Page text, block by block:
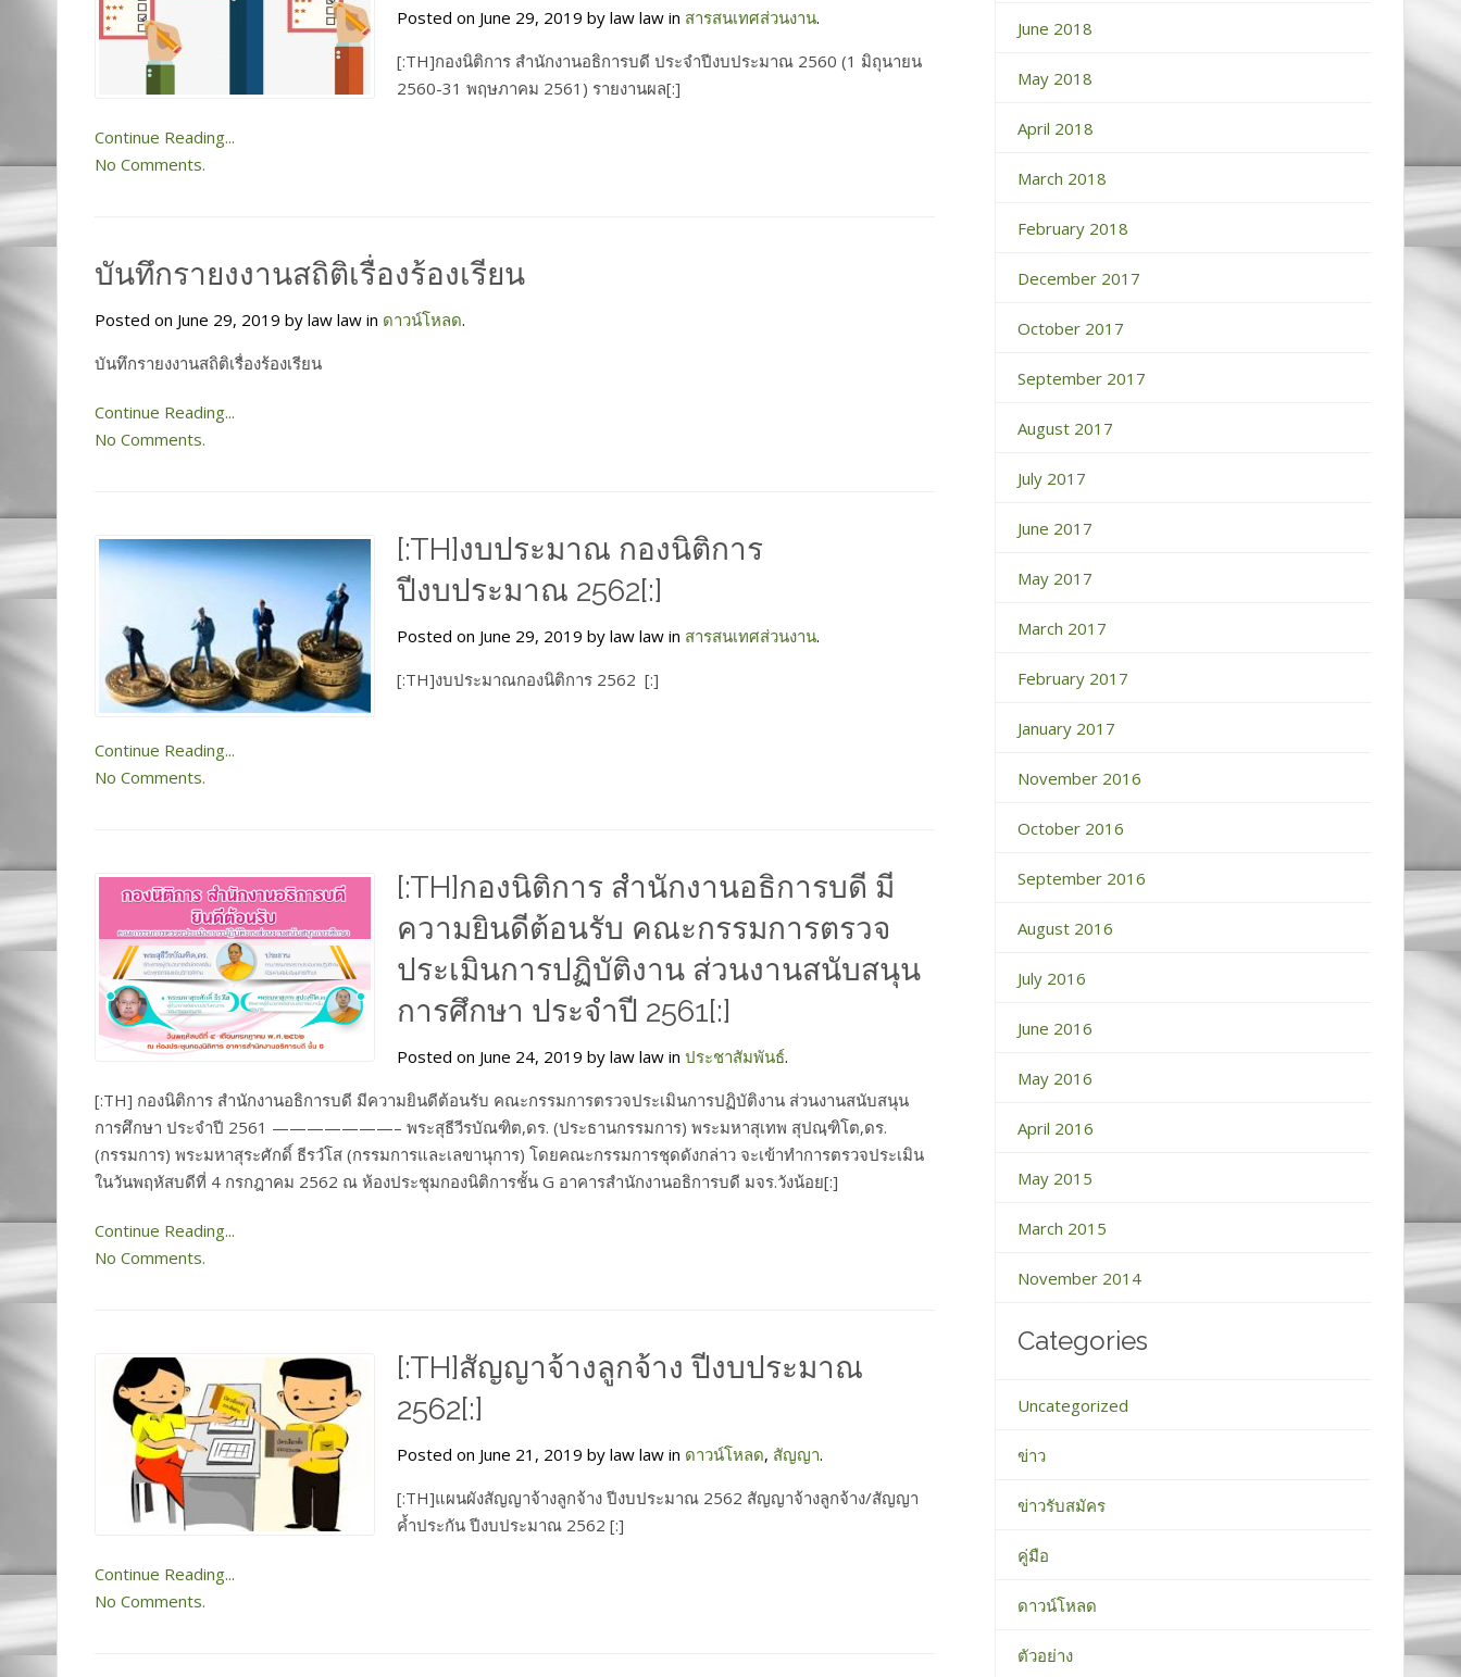
Posted on June 29, 2019 by law law in สารสนเทศส่วนงาน.
[:TH]กองนิติการ สำนักงานอธิการบดี ประจำปีงบประมาณ 2560 (1 มิถุนายน
2560-31 พฤษภาคม 2561) รายงานผล[:]
Continue Reading...
No Comments.
บันทึกรายงงานสถิติเรื่องร้องเรียน
Posted on June 29, 2019 by law law in ดาวน์โหลด.
บันทึกรายงงานสถิติเรื่องร้องเรียน
Continue Reading...
No Comments.
[:TH]งบประมาณ กองนิติการ
ปีงบประมาณ 2562[:]
Posted on June 29, 2019 by law law in สารสนเทศส่วนงาน.
[:TH]งบประมาณกองนิติการ 2562 [:]
Continue Reading...
No Comments.
[:TH]กองนิติการ สำนักงานอธิการบดี มี
ความยินดีต้อนรับ คณะกรรมการตรวจ
ประเมินการปฏิบัติงาน ส่วนงานสนับสนุน
การศึกษา ประจำปี 2561[:]
Posted on June 24, 2019 by law law in ประชาสัมพันธ์.
[:TH] กองนิติการ สำนักงานอธิการบดี มีความยินดีต้อนรับ คณะกรรมการตรวจประเมินการปฏิบัติงาน ส่วนงานสนับสนุน
การศึกษา ประจำปี 2561 ———————– พระสุธีวีรบัณฑิต,ดร. (ประธานกรรมการ) พระมหาสุเทพ สุปณฺฑิโต,ดร.
(กรรมการ) พระมหาสุระศักดิ์ ธีรวํโส (กรรมการและเลขานุการ) โดยคณะกรรมการชุดดังกล่าว จะเข้าทำการตรวจประเมิน
ในวันพฤหัสบดีที่ 4 กรกฎาคม 2562 ณ ห้องประชุมกองนิติการชั้น G อาคารสำนักงานอธิการบดี มจร.วังน้อย[:]
Continue Reading...
No Comments.
[:TH]สัญญาจ้างลูกจ้าง ปีงบประมาณ
2562[:]
Posted on June 21, 2019 by law law in ดาวน์โหลด, สัญญา.
[:TH]แผนผังสัญญาจ้างลูกจ้าง ปีงบประมาณ 2562 สัญญาจ้างลูกจ้าง/สัญญา
ค้ำประกัน ปีงบประมาณ 2562 [:]
Continue Reading...
No Comments.
June 2018
May 2018
April 2018
March 2018
February 2018
December 2017
October 2017
September 2017
August 2017
July 2017
June 2017
May 2017
March 2017
February 2017
January 2017
November 2016
October 2016
September 2016
August 2016
July 2016
June 2016
May 2016
April 2016
May 2015
March 2015
November 2014
Categories
Uncategorized
ข่าว
ข่าวรับสมัคร
คู่มือ
ดาวน์โหลด
ตัวอย่าง